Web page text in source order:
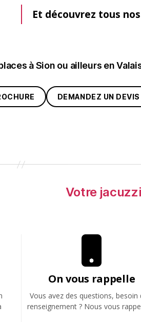
Et découvrez tous nos
à Sion ou ailleurs en
DEMANDEZ UN DEVIS
Votre
On vous rappelle
Vous avez des questions, besoin
renseignement ? Nous vous